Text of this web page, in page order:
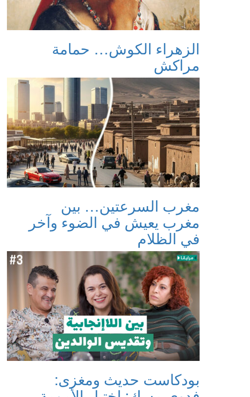
الزهراء الكوش… حمامة
مراكش
مغرب السرعتين… بين
مغرب يعيش في الضوء وآخر
في الظلام
بودكاست حديث ومغزى: